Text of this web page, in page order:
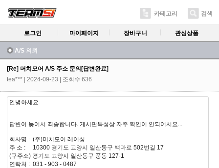
카테고리 검색
로그인 마이페이지 장바구니 관심상품
A/S 의뢰
[Re] 머치모어 A/S 주소 문의[답변완료]
tea***
| 2024-09-23 | 조회수 636
안녕하세요.
답변이 늦어서 죄송합니다. 게시판특성상 자주 확인이 안되어서요...
회사명 : (주)머치모어 레이싱
주 소 :
10300 경기도 고양시 일산동구 백마로 502번길 17
(구주소) 경기도 고양시 일산동구 풍동 127-1
연락처 : 031 - 903 - 0487